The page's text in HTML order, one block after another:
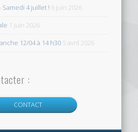
Samedi 4 juillet ! 6 juin 2026
1 juin 2026
12/04 à 14 h30 5 avril 2026
:
CONTACT